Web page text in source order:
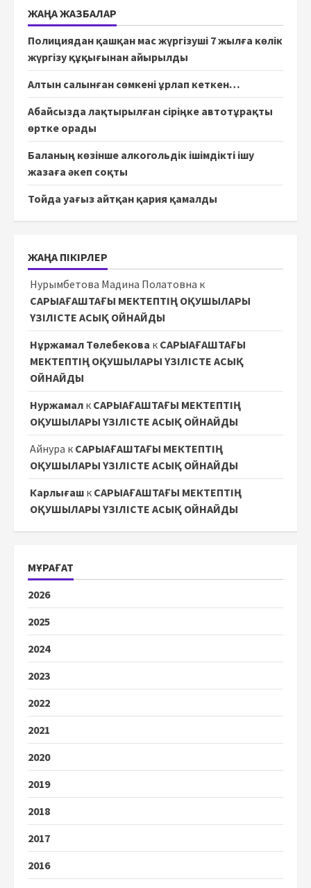
ЖАҢА ЖАЗБАЛАР
Полициядан қашқан мас жүргізуші 7 жылға көлік
жүргізу құқығынан айырылды
Алтын салынған сөмкені ұрлап кеткен…
Абайсызда лақтырылған сіріңке автотұрақты
өртке орады
Баланың көзінше алкогольдік ішімдікті ішу
жазаға әкеп соқты
Тойда уағыз айтқан қария қамалды
ЖАҢА ПІКІРЛЕР
Нурымбетова Мадина Полатовна к
САРЫАҒАШТАҒЫ МЕКТЕПТІҢ ОҚУШЫЛАРЫ
ҮЗІЛІСТЕ АСЫҚ ОЙНАЙДЫ
Нұржамал Төлебекова к САРЫАҒАШТАҒЫ
МЕКТЕПТІҢ ОҚУШЫЛАРЫ ҮЗІЛІСТЕ АСЫҚ
ОЙНАЙДЫ
Нуржамал к САРЫАҒАШТАҒЫ МЕКТЕПТІҢ
ОҚУШЫЛАРЫ ҮЗІЛІСТЕ АСЫҚ ОЙНАЙДЫ
Айнура к САРЫАҒАШТАҒЫ МЕКТЕПТІҢ
ОҚУШЫЛАРЫ ҮЗІЛІСТЕ АСЫҚ ОЙНАЙДЫ
Карлығаш к САРЫАҒАШТАҒЫ МЕКТЕПТІҢ
ОҚУШЫЛАРЫ ҮЗІЛІСТЕ АСЫҚ ОЙНАЙДЫ
МҰРАҒАТ
2026
2025
2024
2023
2022
2021
2020
2019
2018
2017
2016